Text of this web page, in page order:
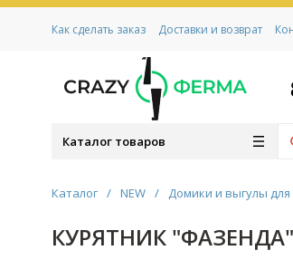
Как сделать заказ Доставки и возврат
Каталог товаров
Каталог / NEW / Домики и выгулы для
КУРЯТНИК